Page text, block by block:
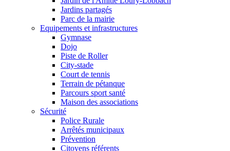
Jardins partagés
Parc de la mairie
Equipements et infrastructures
Gymnase
Dojo
Piste de Roller
City-stade
Court de tennis
Terrain de pétanque
Parcours sport santé
Maison des associations
Sécurité
Police Rurale
Arrêtés municipaux
Prévention
Citoyens référents